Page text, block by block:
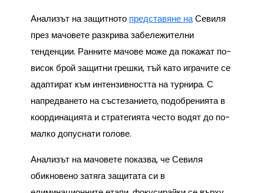
Анализът на защитното представяне наСевиля
през мачовете разкрива забележителни
тенденции. Ранните мачове може да покажат по-
висок брой защитни грешки, тъй като играчите се
адаптират към интензивността на турнира. С
напредването на състезанието, подобренията в
координацията и стратегията често водят до по-
малко допуснати голове.
Анализът на мачовете показва, че Севиля
обикновено затяга защитата си в